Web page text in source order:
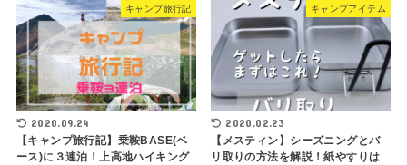
キャンプ旅行記
2020.09.24
【キャンプ旅行記】乗鞍BASE(ベ
ース)に３連泊！上高地ハイキング
キャンプアイテム
2020.02.23
【メスティン】シーズニングとバ
リ取りの方法を解説！紙やすりは